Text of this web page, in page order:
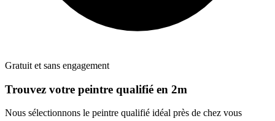
Gratuit et sans engagement
Trouvez votre peintre qualifié en 2m
Nous sélectionnons le peintre qualifié idéal près de chez vous